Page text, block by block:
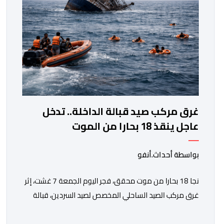
غرق مركب صيد قبالة الداخلة.. تدخل
عاجل ينقذ 18 بحارا من الموت
بواسطة أحداث.أنفو
نجا 18 بحارا من موت محقق، فجر اليوم الجمعة 7 غشت، إثر
غرق مركب الصيد الساحلي المخصص لصيد السردين، قبالة